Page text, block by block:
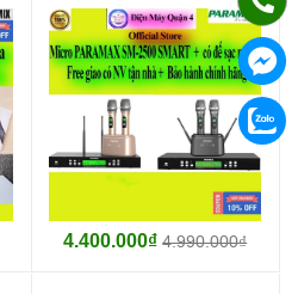
4.400.000₫4.990.000₫